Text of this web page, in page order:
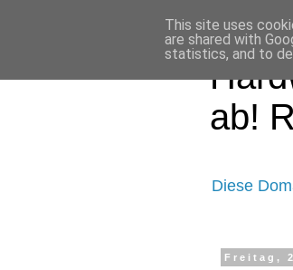
ab!
Diese
Freitag,
This site uses
are shared with
statistics, and to